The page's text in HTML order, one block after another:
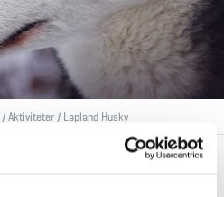
Aktiviteter/ Lapland Husky